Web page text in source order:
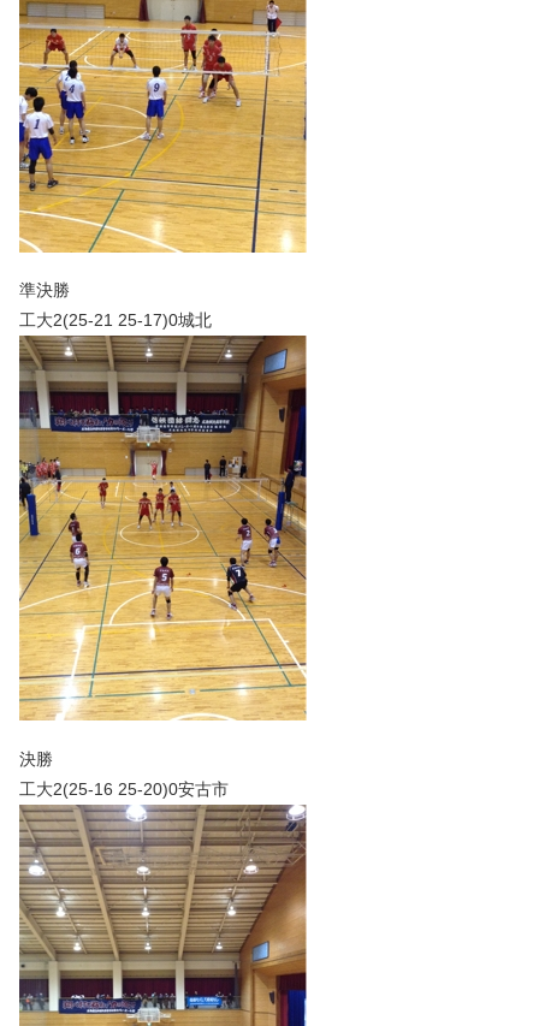
準決勝
工大2(25-21 25-17)0城北
決勝
工大2(25-16 25-20)0安古市